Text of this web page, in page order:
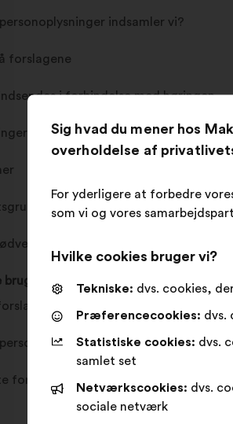
indsamler vi?
forslagene
i forbindelse med høringen
behandler vi disse
for gennemførelsen af de
bruger, der har indsendt et forslag, pr.
indhold)
indsamler vi?
forslag
Sig hvad du mener hos
overholdelse af
For yderligere at forbedre
som vi og vores
Hvilke cookies bruger vi?
Tekniske: dvs. cookies,
Præferencecookies: dvs.
Statistiske cookies: dvs.
samlet set
Netværkscookies: dvs.
sociale netværk